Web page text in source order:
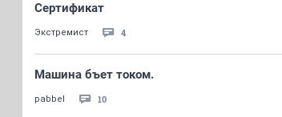
Сертификат
Экстремист 4
Машина бъет током.
pabbel 10